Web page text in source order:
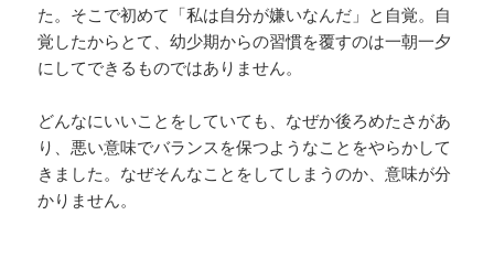
た。そこで初めて「私は自分が嫌いなんだ」と自覚。自
覚したからとて、幼少期からの習慣を覆すのは一朝一夕
にしてできるものではありません。
どんなにいいことをしていても、なぜか後ろめたさがあ
り、悪い意味でバランスを保つようなことをやらかして
きました。なぜそんなことをしてしまうのか、意味が分
かりません。